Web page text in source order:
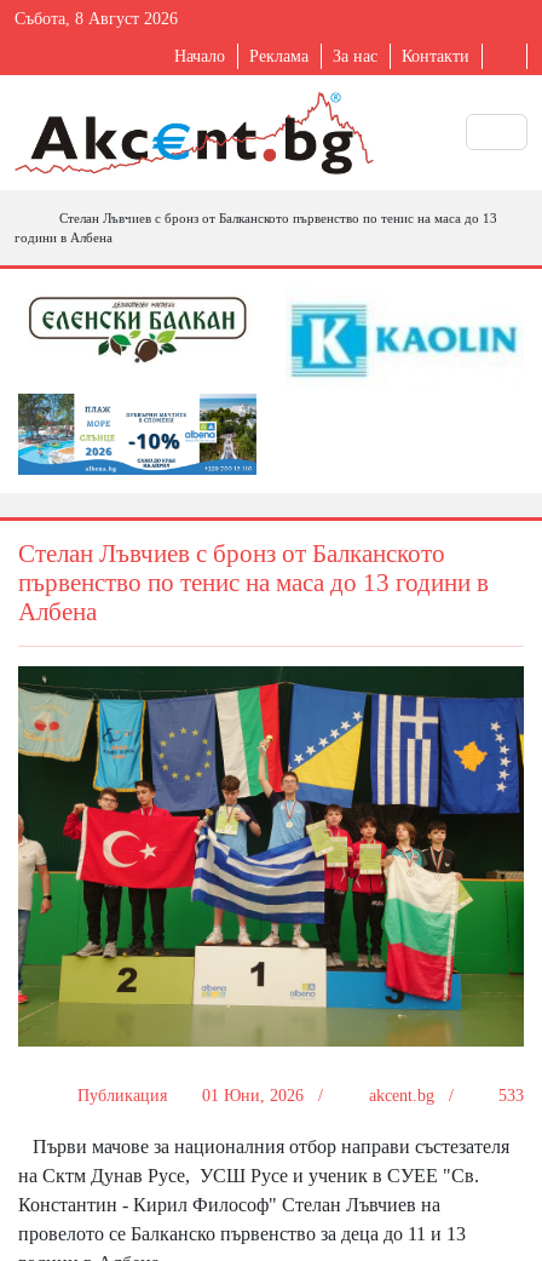
Събота, 8 Август 2026
Начало Реклама За нас Контакти
Стелан Лъвчиев с бронз от Балканското първенство по тенис на маса до 13
години в Албена
Стелан Лъвчиев с бронз от Балканското
първенство по тенис на маса до 13 години в
Албена
Публикация 01 Юни, 2026 / akcent.bg / 533
Първи мачове за националния отбор направи състезателя
на Сктм Дунав Русе, УСШ Русе и ученик в СУЕЕ "Св.
Константин - Кирил Философ" Стелан Лъвчиев на
провелото се Балканско първенство за деца до 11 и 13